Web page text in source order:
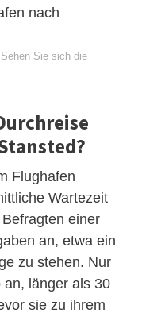
nach
Sehen Sie sich die
Flughafen
Wartezeit
einer
an, etwa ein
zu stehen. Nur
länger als 30
sie zu ihrem